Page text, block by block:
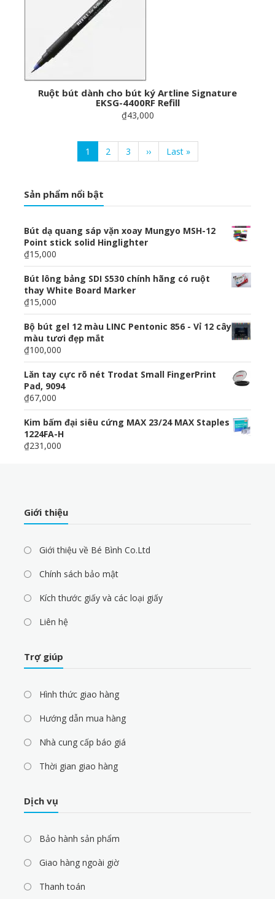
Ruột bút dành cho bút ký Artline Signature
EKSG-4400RF Refill
₫43,000
Pagination
Current
page
1 Page
2 Page
3
Next
page
››
Last
page
Last »
Sản phẩm nổi bật
Bút dạ quang sáp vặn xoay Mungyo MSH-12
Point stick solid Hinglighter
₫15,000
Bút lông bảng SDI S530 chính hãng có ruột
thay White Board Marker
₫15,000
Bộ bút gel 12 màu LINC Pentonic 856 - Vỉ 12 cây
màu tươi đẹp mắt
₫100,000
Lăn tay cực rõ nét Trodat Small FingerPrint
Pad, 9094
₫67,000
Kim bấm đại siêu cứng MAX 23/24 MAX Staples
1224FA-H
₫231,000
Giới thiệu
Giới thiệu về Bé Bình Co.Ltd
Chính sách bảo mật
Kích thước giấy và các loại giấy
Liên hệ
Trợ giúp
Hình thức giao hàng
Hướng dẫn mua hàng
Nhà cung cấp báo giá
Thời gian giao hàng
Dịch vụ
Bảo hành sản phẩm
Giao hàng ngoài giờ
Thanh toán